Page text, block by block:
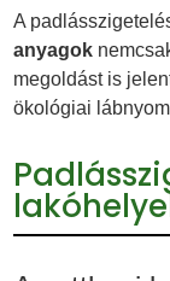
A
anyagok
megoldást is
ökológiai